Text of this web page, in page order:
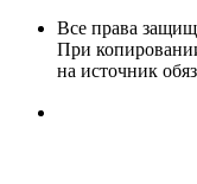
Все права
При
на источник